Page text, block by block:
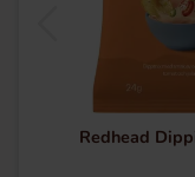
Redhead